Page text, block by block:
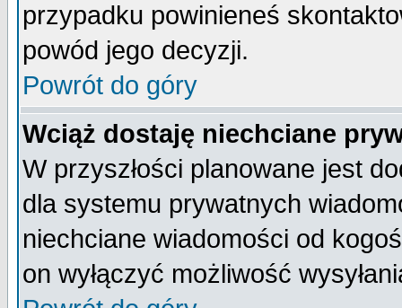
przypadku powinieneś
powód jego decyzji.
Powrót do góry
Wciąż dostaję niechciane
W przyszłości planowane jest
dla systemu prywatnych
niechciane wiadomości od
on wyłączyć możliwość